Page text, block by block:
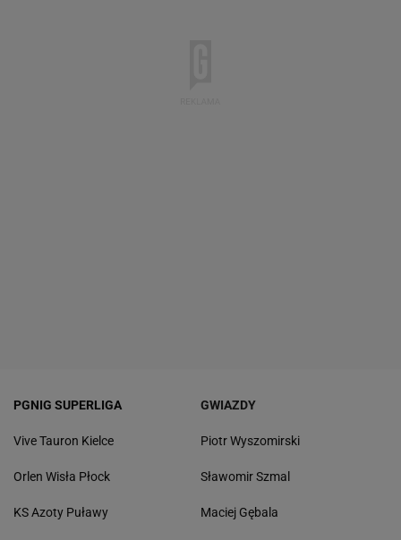
PGNIG SUPERLIGA
Vive Tauron Kielce
Orlen Wisła Płock
KS Azoty Puławy
GWIAZDY
Piotr Wyszomirski
Sławomir Szmal
Maciej Gębala